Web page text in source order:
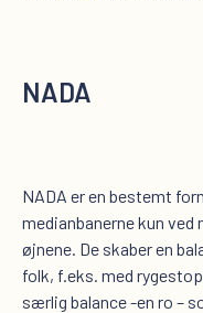
NADA
NADA er en bestemt
medianbanerne kun
øjnene. De skaber en
folk, f.eks. med
særlig balance -en ro –